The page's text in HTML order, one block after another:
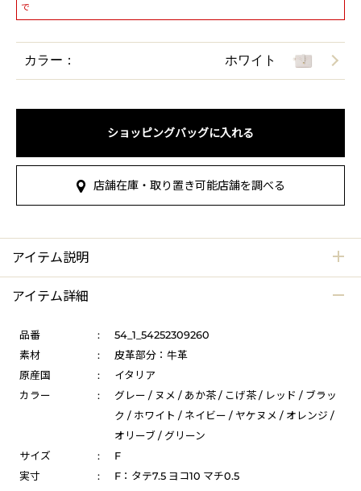
で
カラー： ホワイト
ショッピングバッグに入れる
店舗在庫・取り置き可能店舗を調べる
アイテム説明
アイテム詳細
品番 :
54_1_54252309260
素材
:
皮革部分：牛革
原産国
:
イタリア
カラー
:
グレー / ヌメ / あか茶 / こげ茶 / レッド / ブラッ
ク / ホワイト / ネイビー / ヤケヌメ / オレンジ /
オリーブ / グリーン
サイズ
:
F
実寸
: F：タテ7.5 ヨコ10 マチ0.5